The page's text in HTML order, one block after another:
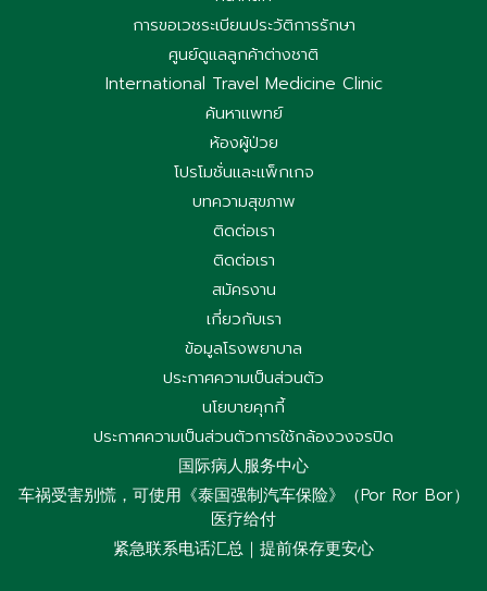
การขอเวชระเบียนประวัติการรักษา
ศูนย์ดูแลลูกค้าต่างชาติ
International Travel Medicine Clinic
ค้นหาแพทย์
ห้องผู้ป่วย
โปรโมชั่นและแพ็กเกจ
บทความสุขภาพ
ติดต่อเรา
ติดต่อเรา
สมัครงาน
เกี่ยวกับเรา
ข้อมูลโรงพยาบาล
ประกาศความเป็นส่วนตัว
นโยบายคุกกี้
ประกาศความเป็นส่วนตัวการใช้กล้องวงจรปิด
国际病人服务中心
车祸受害别慌，可使用《泰国强制汽车保险》（Por Ror Bor）
医疗给付
紧急联系电话汇总｜提前保存更安心